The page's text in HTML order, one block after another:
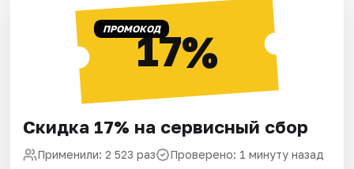
ПРОМОКОД17%
Скидка 17% на сервисный сбор
Применили: 2 523 раз Проверено: 1 минуту назад